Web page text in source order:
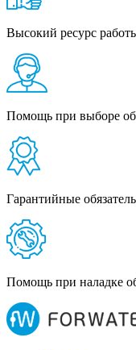
Высокий ресурс
Помощь при выборе
Гарантийные
Помощь при наладке